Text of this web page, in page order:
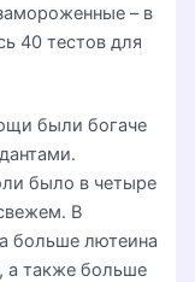
– в
40 тестов для
были богаче
было в четыре
В
больше лютеина
а также больше